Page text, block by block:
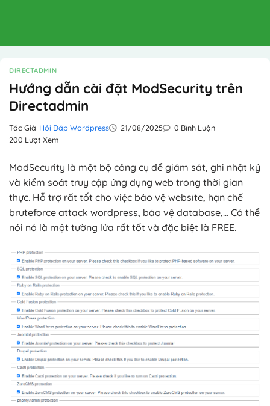
DIRECTADMIN
Hướng dẫn cài đặt ModSecurity trên
Directadmin
Tác Giả Hỏi Đáp Wordpress 21/08/2025
0 Bình Luận
200 Lượt Xem
ModSecurity là một bộ công cụ để giám sát, ghi nhật ký
và kiểm soát truy cập ứng dụng web trong thời gian
thực. Hỗ trợ rất tốt cho việc bảo vệ websỉte, hạn chế
bruteforce attack wordpress, bảo vệ database,… Có thể
nói nó là một tường lửa rất tốt và đặc biệt là FREE.